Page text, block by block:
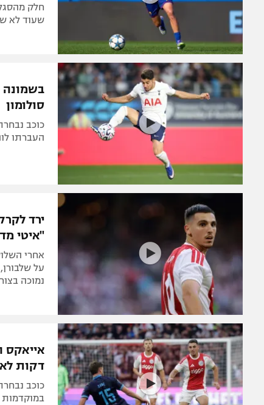
חלק
שעוד לא
בשמונה
סולומון
כוכב
העברתו
ירד
"איטי
על
נמוכה
דקות
כוכב